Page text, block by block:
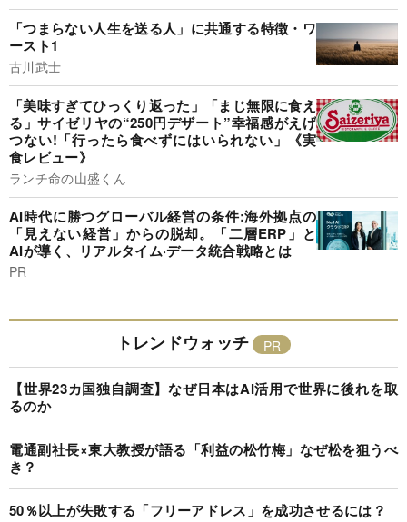
「つまらない人生を送る人」に共通する特徴・ワ
ースト1
古川武士
「美味すぎてひっくり返った」「まじ無限に食え
る」サイゼリヤの“250円デザート”幸福感がえげ
つない!「行ったら食べずにはいられない」《実
食レビュー》
ランチ命の山盛くん
AI時代に勝つグローバル経営の条件:海外拠点の
「見えない経営」からの脱却。「二層ERP」と
AIが導く、リアルタイム·データ統合戦略とは
PR
トレンドウォッチ
【世界23カ国独自調査】なぜ日本はAI活用で世界に後れを取
るのか
電通副社長×東大教授が語る「利益の松竹梅」なぜ松を狙うべ
き？
50％以上が失敗する「フリーアドレス」を成功させるには？